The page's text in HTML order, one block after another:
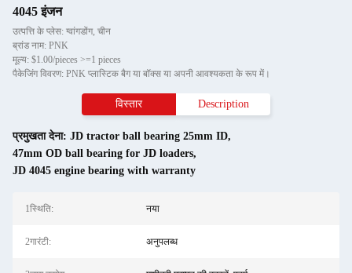
4045 इंजन
उत्पत्ति के प्लेस: ग्वांगडोंग, चीन
ब्रांड नाम: PNK
मूल्य: $1.00/pieces >=1 pieces
पैकेजिंग विवरण: PNK प्लास्टिक बैग या बॉक्स या अपनी आवश्यकता के रूप में।
विस्तार Description
प्रमुखता देना: JD tractor ball bearing 25mm ID,
47mm OD ball bearing for JD loaders,
JD 4045 engine bearing with warranty
1स्थि‍ति: नया
2गारंटी: अनुपलब्ध